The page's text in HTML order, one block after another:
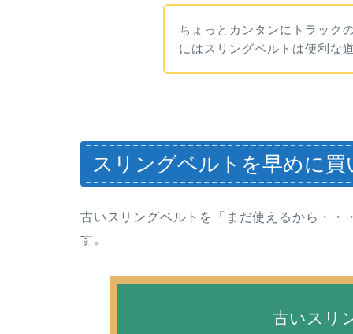
ちょっとカンタンにトラック
にはスリングベルトは便利な
スリングベルトを早めに
古いスリングベルトを「まだ使えるから・・
す。
古いスリ